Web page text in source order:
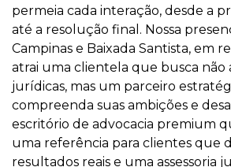
permeia cada interação, desde a
até a resolução final. Nossa
Campinas e Baixada Santista, em
atrai uma clientela que busca não
jurídicas, mas um parceiro
compreenda suas ambições e
escritório de advocacia premium
uma referência para clientes que
resultados reais e uma assessoria